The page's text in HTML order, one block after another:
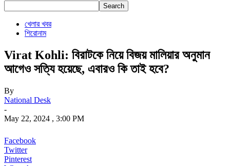
খেলার খবর
শিরোনাম
Virat Kohli: বিরাটকে নিয়ে বিজয় মালিয়ার অনুমান
আগেও সত্যি হয়েছে, এবারও কি তাই হবে?
By
National Desk
-
May 22, 2024 , 3:00 PM
Facebook
Twitter
Pinterest